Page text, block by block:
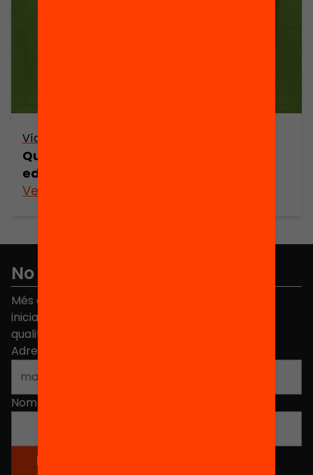
Vídeo
Què és LECXIT? Lectura per a l’èxit
educatiu
Veure’n més
No et perdis res
Més de 40.000 persones ja han triat Equitat. Rep
iniciatives, propostes i projectes per millorar la
qualitat de l'educació a Catalunya.
Adreça electrònica
Nom